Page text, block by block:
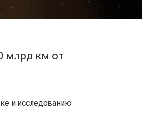
млрд км от
и исследованию